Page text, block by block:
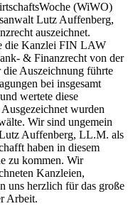
(WiWO)
Lutz Auffenberg,
auszeichnet.
die Kanzlei FIN LAW
& Finanzrecht von der
Auszeichnung führte
bei insgesamt
wertete diese
wurden
Wir sind ungemein
Auffenberg, LL.M. als
haben in diesem
zu kommen. Wir
Kanzleien,
uns herzlich für das große
Arbeit.